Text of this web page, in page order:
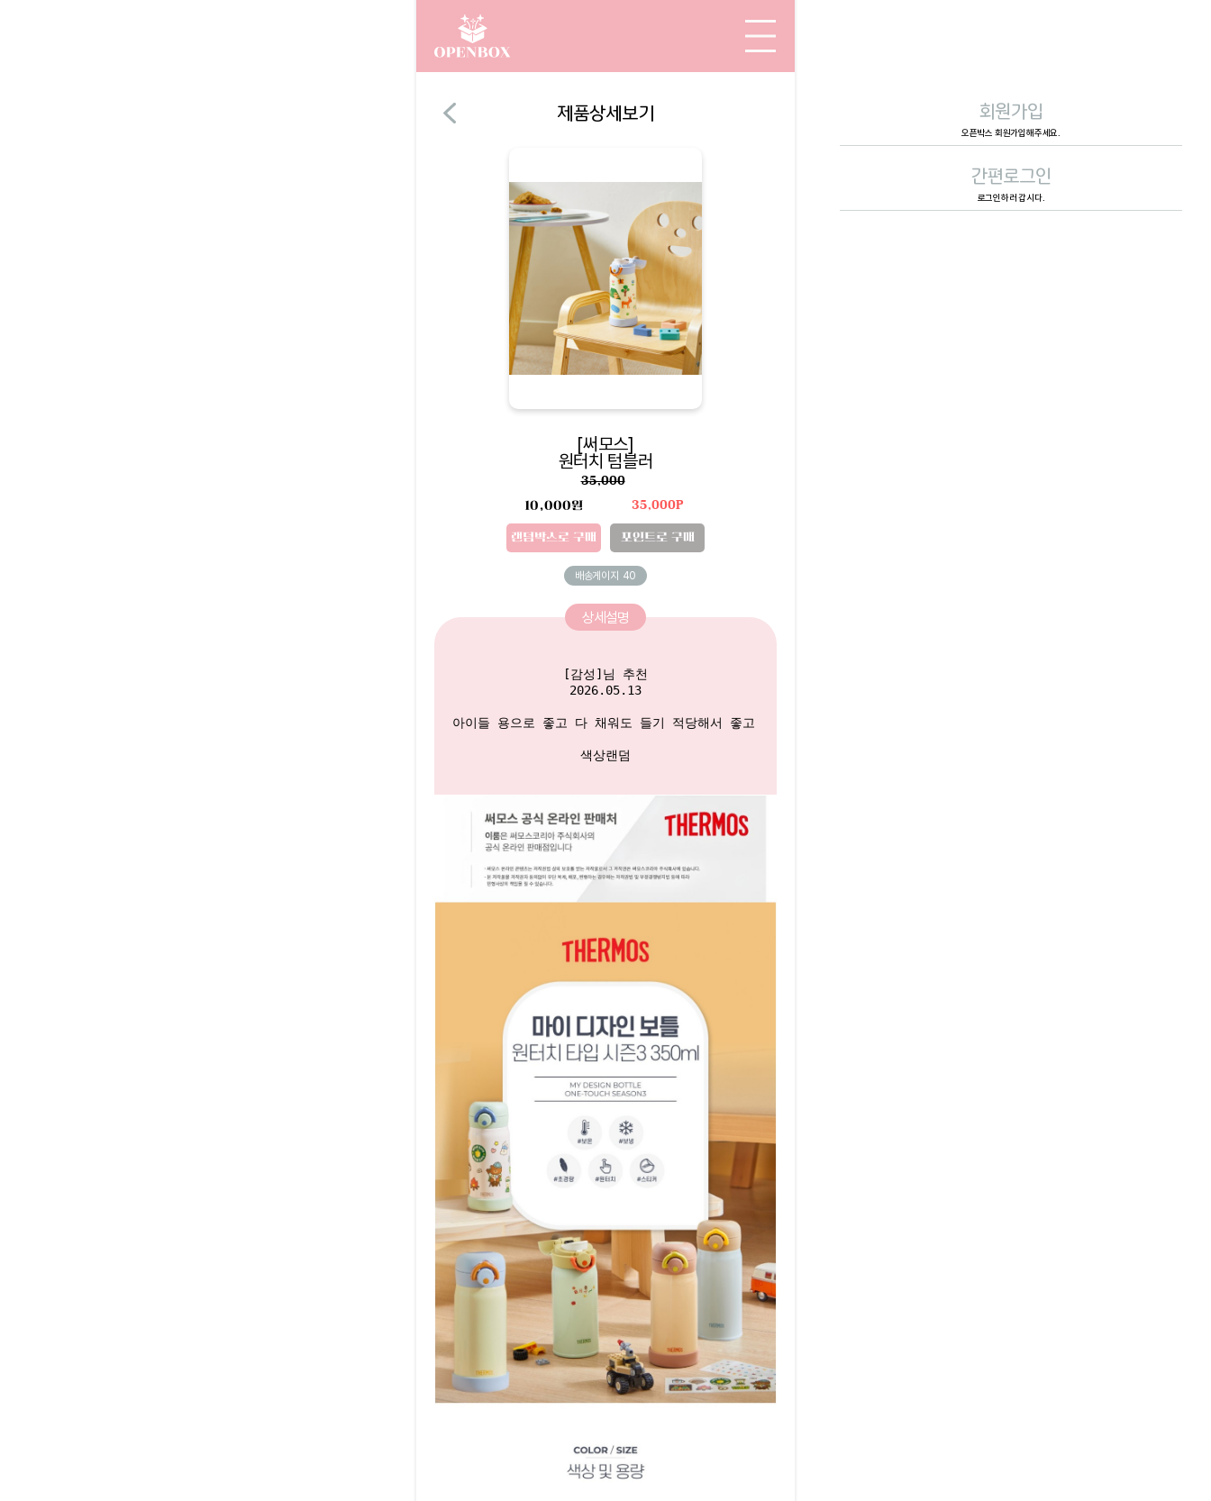
회원가입
오픈박스 회원가입해주세요.
간편로그인
로그인하러 갑시다.
제품상세보기
[써모스]
원터치 텀블러
35,000
10,000원
랜덤박스로 구매
35,000P
포인트로 구매
배송게이지 40
상세설명
[감성]님 추천
2026.05.13
아이들 용으로 좋고 다 채워도 들기 적당해서 좋고 잘 안새요
색상랜덤